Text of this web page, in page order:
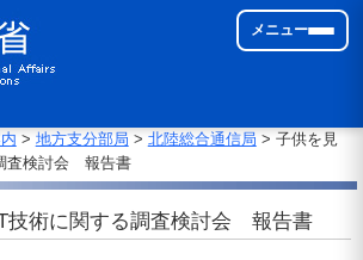
メニュー
> 地方支分部局 > 北陸総合通信局 > 子供を見
査検討会 報告書
技術に関する調査検討会 報告書